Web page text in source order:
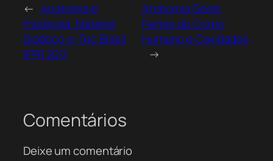
Você pode encontrar conteúdos
abrangentes de Anatomia e Fisiologia
Humana buscando por materiais produzidos
sendo fundamentais para o diagnóstico,
prevenção de doenças e formação
acadêmica sólida em diversas áreas da
← Anatomia e
Fisiologia: Material
Didático e-Tec Brasil
IFPR 2011
Anatomia Geral:
Partes do Corpo
Humano e Cavidades
→
Comentários
Deixe um comentário